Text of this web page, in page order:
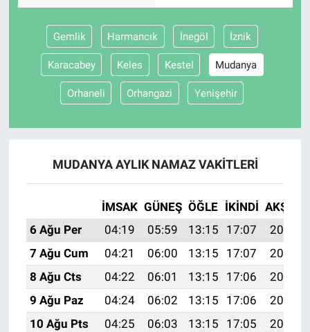
Gemlik Harmancık İnegöl İznik
Karacabey Keles Kestel Mudanya
Orhaneli Orhangazi Yenişehir
MUDANYA AYLIK NAMAZ VAKITLERI
İMSAK GÜNEŞ ÖĞLE İKINDI AKŞAM
6 Ağu Per
04:19 05:59 13:15 17:07
20:21
7 Ağu Cum
04:21 06:00 13:15 17:07
20:20
8 Ağu Cts
04:22 06:01 13:15 17:06
20:19
9 Ağu Paz
04:24 06:02 13:15 17:06
20:18
10 Ağu Pts
04:25 06:03 13:15 17:05
20:17
Gündem Özel
Günün görüntüsü
Haber
Kimdir
Koronavirüs
Kültür Sanat
Ne demişti
Nedir